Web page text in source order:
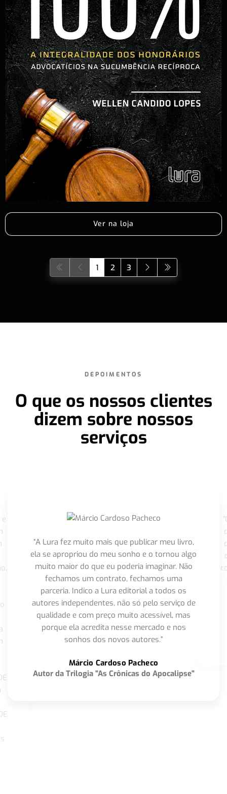
Ver na loja
1 2 3
DEPOIMENTOS
O que os nossos clientes
dizem sobre nossos
serviços
“A Lura fez muito mais que publicar meu livro,
ela se apropriou do meu sonho e o tornou algo
muito maior do que eu poderia imaginar. Não
fechamos um contrato, fechamos uma
parceria. Indico a Lura editorial a todos os
autores independentes, não só pelo serviço de
qualidade e com preço muito acessível, mas
porque ela acredita nesse mercado e nos
sonhos dos novos autores.”
Márcio Cardoso Pacheco
Autor da Trilogia "As Crônicas do Apocalipse"